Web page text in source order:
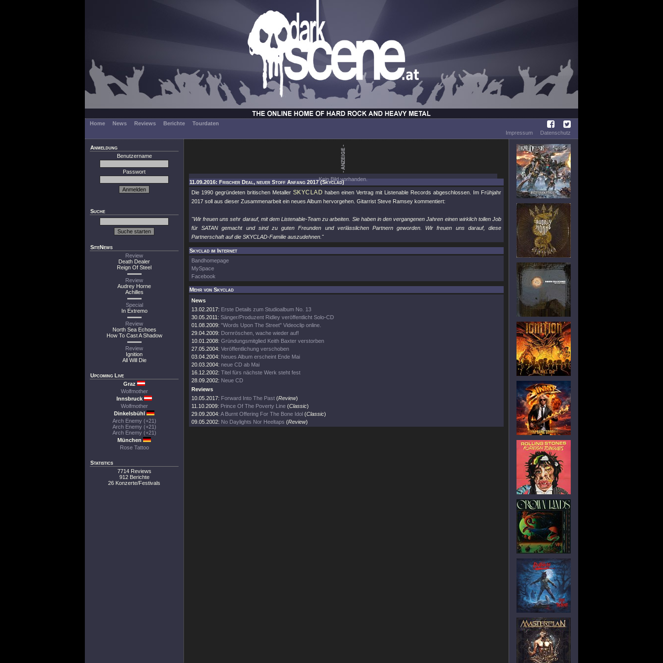
Home News Reviews Berichte
Tourdaten
Impressum
Datenschutz
Anmeldung
Benutzername
Passwort
Suche
SiteNews
Review
Death Dealer
Reign Of Steel
Review
Audrey Horne
Achilles
Special
In Extremo
Review
North Sea Echoes
How To Cast A Shadow
Review
Ignition
All Will Die
Upcoming Live
Graz
Wolfmother
Innsbruck
Wolfmother
Dinkelsbühl
Arch Enemy (+21)
Arch Enemy (+21)
Arch Enemy (+21)
München
Rose Tattoo
Statistics
7714 Reviews
912 Berichte
26 Konzerte/Festivals
Kein Bild vorhanden.
11.09.2016: Frischer Deal, neuer Stoff Anfang 2017 (Skyclad)
Die 1990 gegründeten britischen Metaller SKYCLAD haben einen Vertrag mit Listenable Records abgeschlossen. Im Frühjahr
2017 soll aus dieser Zusammenarbeit ein neues Album hervorgehen. Gitarrist Steve Ramsey kommentiert:
"Wir freuen uns sehr darauf, mit dem Listenable-Team zu arbeiten. Sie haben in den vergangenen Jahren einen wirklich tollen Job
für SATAN gemacht und sind zu guten Freunden und verlässlichen Partnern geworden. Wir freuen uns darauf, diese
Partnerschaft auf die SKYCLAD-Familie auszudehnen."
Skyclad im Internet
Bandhomepage
MySpace
Facebook
Mehr von Skyclad
News
13.02.2017: Erste Details zum Studioalbum No. 13
30.05.2011: Sänger/Produzent Ridley veröffentlicht Solo-CD
01.08.2009: "Words Upon The Street" Videoclip online.
29.04.2009: Dornröschen, wache wieder auf!
10.01.2008: Gründungsmitglied Keith Baxter verstorben
27.05.2004: Veröffentlichung verschoben
03.04.2004: Neues Album erscheint Ende Mai
20.03.2004: neue CD ab Mai
16.12.2002: Titel fürs nächste Werk steht fest
28.09.2002: Neue CD
Reviews
10.05.2017: Forward Into The Past (Review)
11.10.2009: Prince Of The Poverty Line (Classic)
29.09.2004: A Burnt Offering For The Bone Idol (Classic)
09.05.2002: No Daylights Nor Heeltaps (Review)